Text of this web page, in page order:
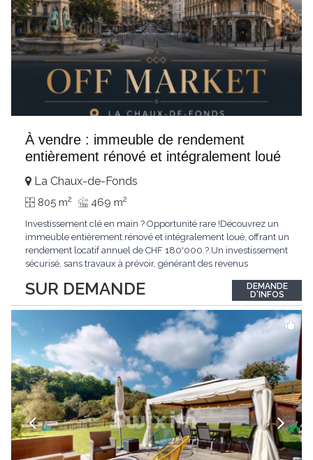
À vendre : immeuble de rendement
entièrement rénové et intégralement loué
SUR DEMANDE
La Chaux-de-Fonds
805 m2 469 m2
Investissement clé en main ? Opportunité rare !Découvrez un
immeuble entièrement rénové et intégralement loué, offrant un
rendement locatif annuel de CHF 180'000.?.Un investissement
sécurisé, sans travaux à prévoir, générant des revenus
d'informations ou recevoir le dossier.
DEMANDE
D'INFOS